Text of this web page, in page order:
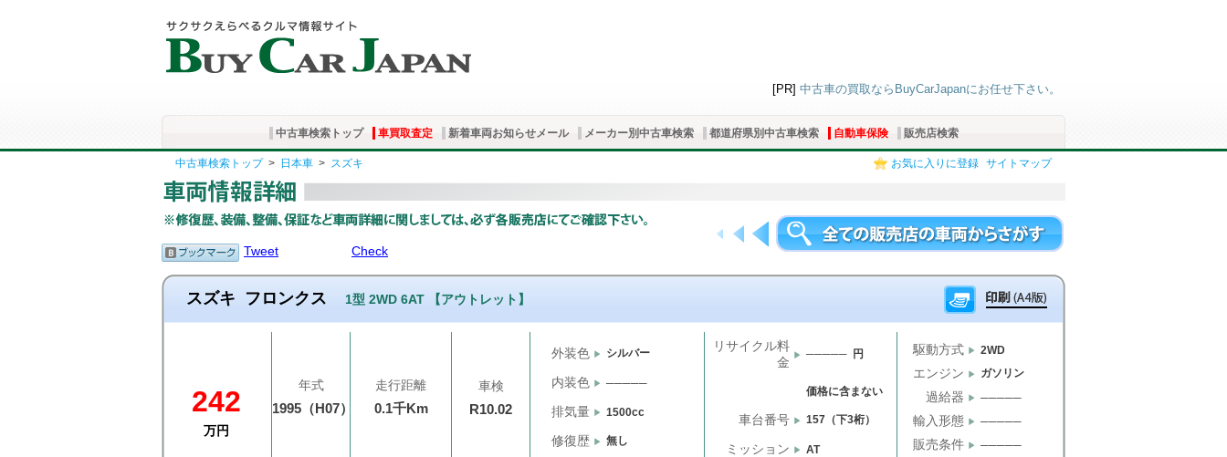
[PR] 中古車の買取ならBuyCarJapanにお任せ下さい。
中古車検索トップ 車買取査定 新着車両お知らせメール メーカー別中古車検索 都道府県別中古車検索 自動車保険 販売店検索
お気に入りに登録 サイトマップ
中古車検索トップ> 日本車 > スズキ
Tweet Check
スズキ フロンクス 1型 2WD 6AT 【アウトレット】
242
万円
年式
1995（H07）
走行距離
0.1千Km
車検
R10.02
外装色 シルバー
内装色 ─────
排気量 1500cc
修復歴 無し
リサイクル料
金
───── 円
価格に含まない
車台番号 157（下3桁）
ミッション AT
駆動方式 2WD
エンジン ガソリン
過給器 ─────
輸入形態 ─────
販売条件 ─────